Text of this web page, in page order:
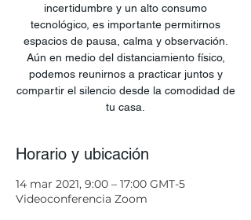
incertidumbre y un alto consumo
tecnológico, es importante permitirnos
espacios de pausa, calma y observación.
Aún en medio del distanciamiento físico,
podemos reunirnos a practicar juntos y
compartir el silencio desde la comodidad de
tu casa.
Horario y ubicación
14 mar 2021, 9:00 – 17:00 GMT-5
Videoconferencia Zoom